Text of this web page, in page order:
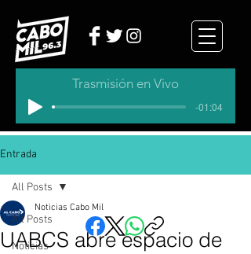
Trasmisión en Vivo
-01:04
Entrada
All Posts
Noticias
All Posts
UABCS abre espacio de
Noticias Cabo Mil